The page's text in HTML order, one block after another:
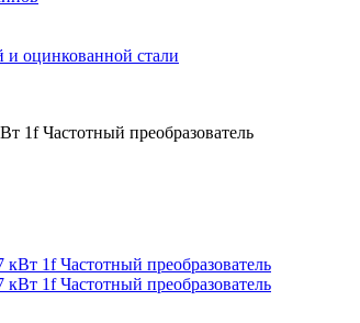
оцинкованной стали
1f Частотный преобразователь